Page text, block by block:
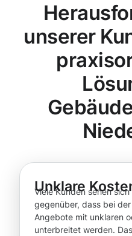
unserer
Unklare
Viele Kunden sehen
gegenüber, dass bei
Angebote mit unklaren
unterbreitet werden.